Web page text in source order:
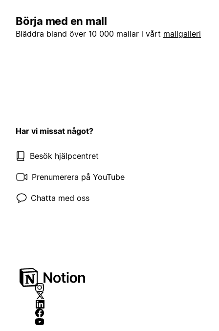
Börja med en mall
Bläddra bland över 10 000 mallar i vårt mallgalleri
Har vi missat något?
Besök hjälpcentret
Prenumerera på YouTube
Chatta med oss